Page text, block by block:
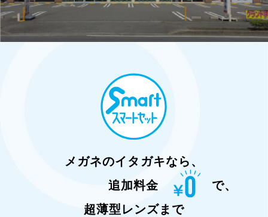
メガネのイタガキなら、
追加料金
で、
超薄型レンズまで